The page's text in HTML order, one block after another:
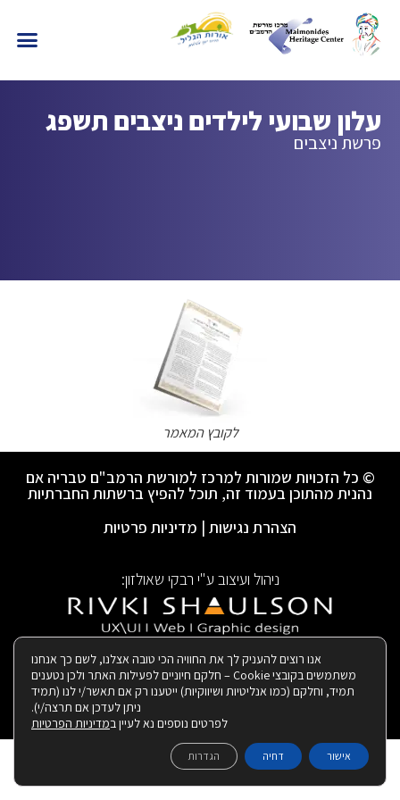
עלון שבועי לילדים ניצבים תשפג
פרשת ניצבים
לקובץ המאמר
© כל הזכויות שמורות למרכז למורשת הרמב"ם טבריה אם
נהנית מהתוכן בעמוד זה, תוכל להפיץ ברשתות החברתיות
הצהרת נגישות | מדיניות פרטיות
ניהול ועיצוב ע"י רבקי שאולזון:
| בנייה ותחזוקת האתר:
אנו רוצים להעניק לך את החוויה הכי טובה אצלנו, לשם כך אנחנו
משתמשים בקובצי Cookie – חלקם חיוניים לפעילות האתר ולכן נטענים
תמיד, וחלקם (כמו אנליטיות ושיווקיות) ייטענו רק אם תאשר/י לנו (תמיד
ניתן לעדכן אם תרצה/י).
לפרטים נוספים נא לעיין במדיניות הפרטיות
אישור דחיה הגדרות